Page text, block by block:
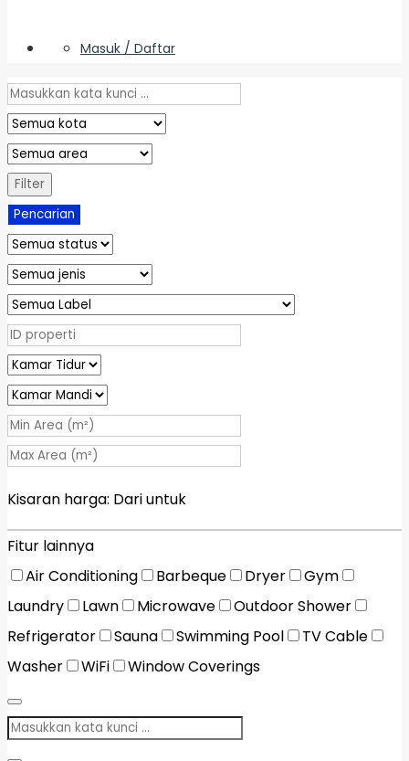
Masuk / Daftar
Filter
Pencarian
Kisaran harga: Dariuntuk
Fitur lainnya
Air Conditioning
Barbeque Dryer
Gym
Laundry
Lawn Microwave
Outdoor Shower
Refrigerator
Sauna Swimming Pool
TV Cable
Washer
WiFi Window Coverings